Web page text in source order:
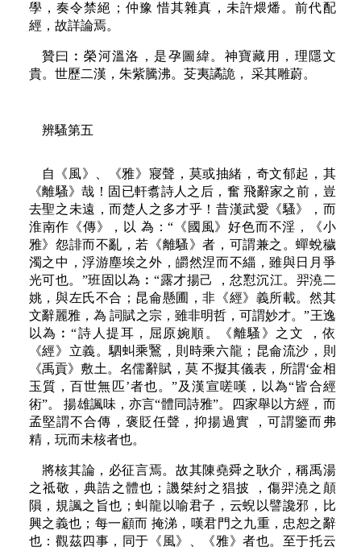
學，奏令禁絕；仲豫 惜其雜真，未許煨燔。前代配
經，故詳論焉。
贊曰︰榮河溫洛，是孕圖緯。神寶藏用，理隱文
貴。世歷二漢，朱紫騰沸。芟夷譎詭， 采其雕蔚。
辨騷第五
自《風》、《雅》寢聲，莫或抽緒，奇文郁起，其
《離騷》哉！固已軒翥詩人之后，奮 飛辭家之前，豈
去聖之未遠，而楚人之多才乎！昔漢武愛《騷》，而
淮南作《傳》，以 為：“《國風》好色而不淫，《小
雅》怨誹而不亂，若《離騷》者，可謂兼之。蟬蛻穢
濁之中，浮游塵埃之外，皭然涅而不緇，雖與日月爭
光可也。”班固以為︰“露才揚己 ，忿懟沉江。羿澆二
姚，與左氏不合；昆侖懸圃，非《經》義所載。然其
文辭麗雅，為 詞賦之宗，雖非明哲，可謂妙才。”王逸
以為︰“詩人提耳，屈原婉順。《離騷》之文 ，依
《經》立義。駟虯乘鷖，則時乘六龍；昆侖流沙，則
《禹貢》敷土。名儒辭賦，莫 不擬其儀表，所謂‘金相
玉質，百世無匹’者也。”及漢宣嗟嘆，以為“皆合經
術”。 揚雄諷味，亦言“體同詩雅”。四家舉以方經，而
孟堅謂不合傳，褒貶任聲，抑揚過實 ，可謂鑒而弗
精，玩而未核者也。
將核其論，必征言焉。故其陳堯舜之耿介，稱禹湯
之祗敬，典誥之體也；譏桀紂之猖披 ，傷羿澆之顛
隕，規諷之旨也；虯龍以喻君子，云蜺以譬讒邪，比
興之義也；每一顧而 掩涕，嘆君門之九重，忠恕之辭
也：觀茲四事，同于《風》、《雅》者也。至于托云